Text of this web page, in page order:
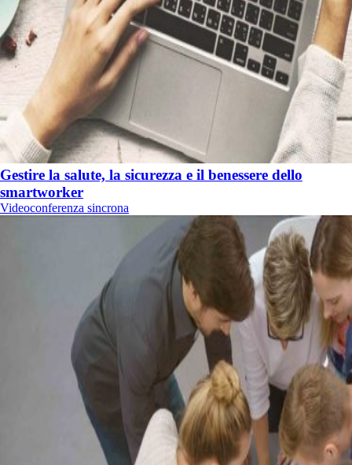
Gestire la salute, la sicurezza e il benessere dello
smartworker
Videoconferenza sincrona